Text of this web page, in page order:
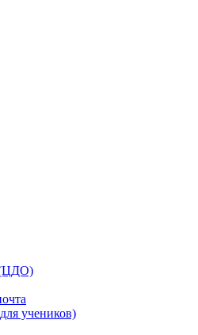
(ЦДО)
учеников)